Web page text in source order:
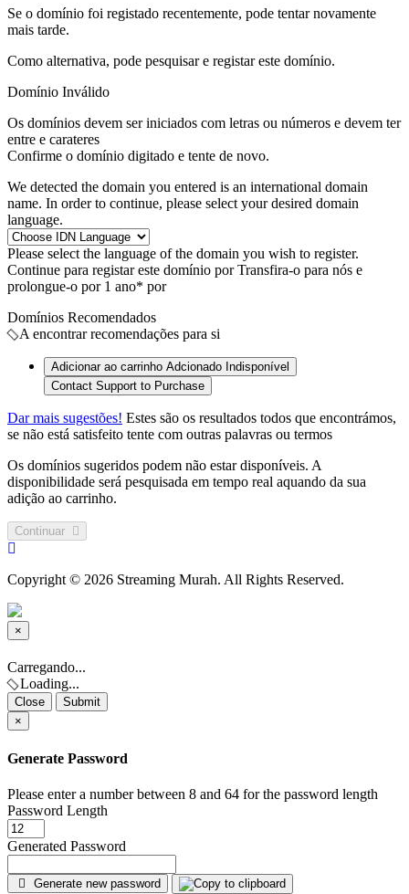
Se o domínio foi registado recentemente, pode tentar novamente
mais tarde.
Como alternativa, pode pesquisar e registar este domínio.
Domínio Inválido
Os domínios devem ser iniciados com letras ou números e devem ter
entre e carateres
Confirme o domínio digitado e tente de novo.
We detected the domain you entered is an international domain
name. In order to continue, please select your desired domain
language.
Please select the language of the domain you wish to register.
Continue para registar este domínio por Transfira-o para nós e
prolongue-o por 1 ano* por
Domínios Recomendados
A encontrar recomendações para si
Adicionar ao carrinho Adcionado Indisponível
Contact Support to Purchase
Dar mais sugestões! Estes são os resultados todos que encontrámos,
se não está satisfeito tente com outras palavras ou termos
Os domínios sugeridos podem não estar disponíveis. A
disponibilidade será pesquisada em tempo real aquando da sua
adição ao carrinho.
Copyright © 2026 Streaming Murah. All Rights Reserved.
×
Close
Carregando...
Loading...
Close
Submit
×
Generate Password
Please enter a number between 8 and 64 for the password length
Password Length
Generated Password
Generate new password